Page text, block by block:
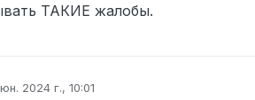
ТАКИЕ жалобы.
2024 г., 10:01